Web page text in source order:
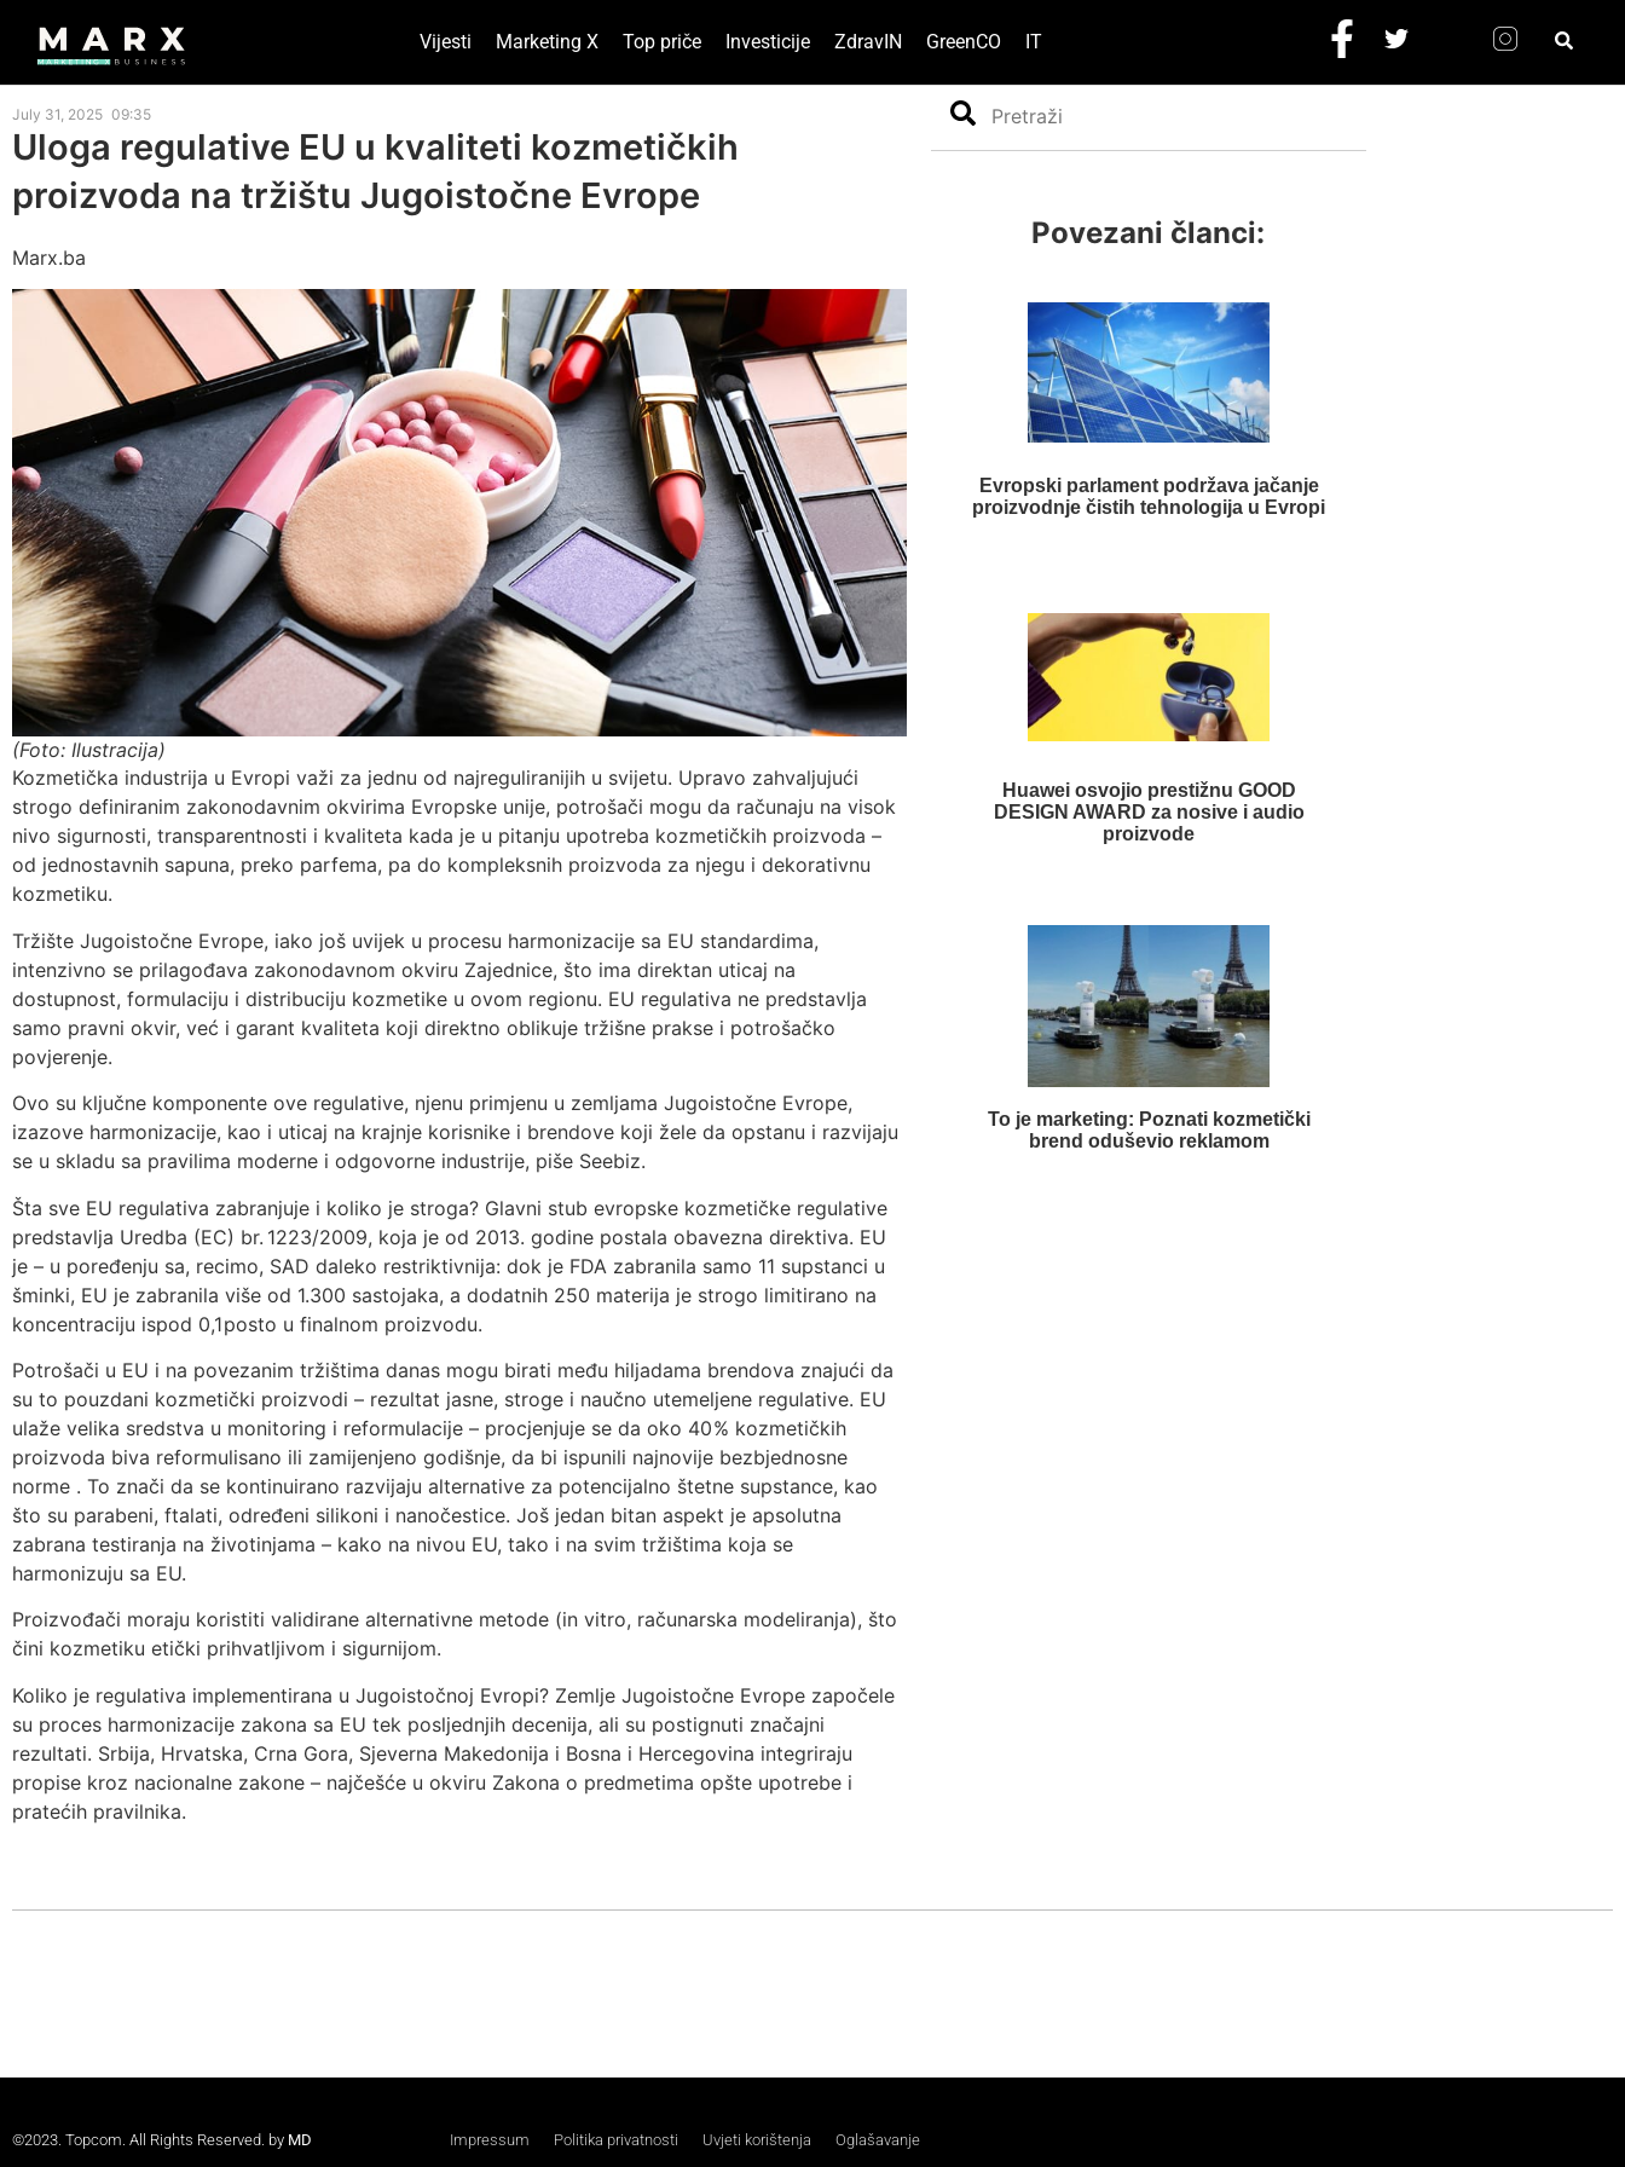
Vijesti Marketing X Top priče Investicije ZdravIN GreenCO IT
July 31, 2025 09:35
Uloga regulative EU u kvaliteti kozmetičkih
proizvoda na tržištu Jugoistočne Evrope
Marx.ba
(Foto: Ilustracija)
Kozmetička industrija u Evropi važi za jednu od najreguliranijih u svijetu. Upravo zahvaljujući
strogo definiranim zakonodavnim okvirima Evropske unije, potrošači mogu da računaju na visok
nivo sigurnosti, transparentnosti i kvaliteta kada je u pitanju upotreba kozmetičkih proizvoda –
od jednostavnih sapuna, preko parfema, pa do kompleksnih proizvoda za njegu i dekorativnu
kozmetiku.
Tržište Jugoistočne Evrope, iako još uvijek u procesu harmonizacije sa EU standardima,
intenzivno se prilagođava zakonodavnom okviru Zajednice, što ima direktan uticaj na
dostupnost, formulaciju i distribuciju kozmetike u ovom regionu. EU regulativa ne predstavlja
samo pravni okvir, već i garant kvaliteta koji direktno oblikuje tržišne prakse i potrošačko
povjerenje.
Ovo su ključne komponente ove regulative, njenu primjenu u zemljama Jugoistočne Evrope,
izazove harmonizacije, kao i uticaj na krajnje korisnike i brendove koji žele da opstanu i razvijaju
se u skladu sa pravilima moderne i odgovorne industrije, piše Seebiz.
Šta sve EU regulativa zabranjuje i koliko je stroga? Glavni stub evropske kozmetičke regulative
predstavlja Uredba (EC) br. 1223/2009, koja je od 2013. godine postala obavezna direktiva. EU
je – u poređenju sa, recimo, SAD daleko restriktivnija: dok je FDA zabranila samo 11 supstanci u
šminki, EU je zabranila više od 1.300 sastojaka, a dodatnih 250 materija je strogo limitirano na
koncentraciju ispod 0,1 posto u finalnom proizvodu.
Potrošači u EU i na povezanim tržištima danas mogu birati među hiljadama brendova znajući da
su to pouzdani kozmetički proizvodi – rezultat jasne, stroge i naučno utemeljene regulative. EU
ulaže velika sredstva u monitoring i reformulacije – procjenjuje se da oko 40 % kozmetičkih
proizvoda biva reformulisano ili zamijenjeno godišnje, da bi ispunili najnovije bezbjednosne
norme . To znači da se kontinuirano razvijaju alternative za poten­cijalno štetne supstance, kao
što su parabeni, ftalati, određeni silikoni i nanočestice. Još jedan bitan aspekt je apsolutna
zabrana testiranja na životinjama – kako na nivou EU, tako i na svim tržištima koja se
harmonizuju sa EU.
Proizvođači moraju koristiti validirane alternativne metode (in vitro, računarska modeliranja), što
čini kozmetiku etički prihvatljivom i sigurnijom.
Koliko je regulativa implementirana u Jugoistočnoj Evropi? Zemlje Jugoistočne Evrope započele
su proces harmonizacije zakona sa EU tek posljednjih decenija, ali su postignuti značajni
rezultati. Srbija, Hrvatska, Crna Gora, Sjeverna Makedonija i Bosna i Hercegovina integriraju
propise kroz nacionalne zakone – najčešće u okviru Zakona o predmetima opšte upotrebe i
pratećih pravilnika.
Search
Povezani članci:
Evropski parlament podržava jačanje
proizvodnje čistih tehnologija u Evropi
Huawei osvojio prestižnu GOOD
DESIGN AWARD za nosive i audio
proizvode
To je marketing: Poznati kozmetički
brend oduševio reklamom
©2023. Topcom. All Rights Reserved. by MD Impressum Politika privatnosti Uvjeti korištenja Oglašavanje